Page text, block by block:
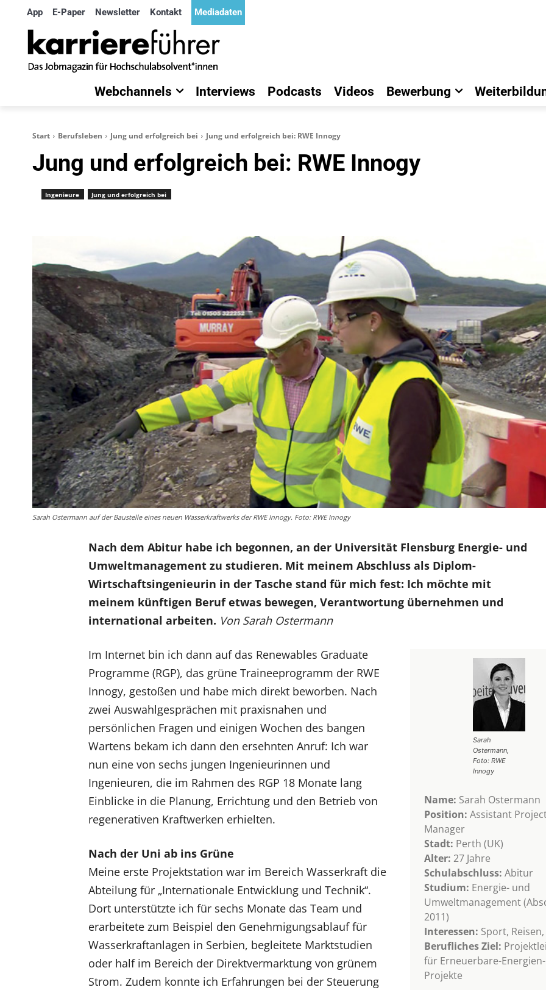
App E-Paper Newsletter Kontakt Mediadaten
Webchannels Interviews Podcasts Videos Bewerbung
Start Berufsleben Jung und erfolgreich bei Jung und erfolgreich bei: RWE Innogy
Jung und erfolgreich bei: RWE Innogy
Ingenieure Jung und erfolgreich bei
Sarah Ostermann auf der Baustelle eines neuen Wasserkraftwerks der RWE Innogy. Foto: RWE Innogy
Nach dem Abitur habe ich begonnen, an der Universität Flensburg Energie- und
Umweltmanagement zu studieren. Mit meinem Abschluss als Diplom-
Wirtschaftsingenieurin in der Tasche stand für mich fest: Ich möchte mit
meinem künftigen Beruf etwas bewegen, Verantwortung übernehmen und
international arbeiten. Von Sarah Ostermann
Sarah
Ostermann,
Foto: RWE
Innogy
Name: Sarah Ostermann
Position: Assistant
Manager
Stadt: Perth (UK)
Alter: 27 Jahre
Schulabschluss: Abitur
Studium: Energie- und
Umweltmanagement
2011)
Interessen: Sport,
Berufliches Ziel:
für Erneuerbare-Energien-
Projekte
Im Internet bin ich dann auf das Renewables Graduate
Programme (RGP), das grüne Traineeprogramm der RWE
Innogy, gestoßen und habe mich direkt beworben. Nach
zwei Auswahlgesprächen mit praxisnahen und
persönlichen Fragen und einigen Wochen des bangen
Wartens bekam ich dann den ersehnten Anruf: Ich war
nun eine von sechs jungen Ingenieurinnen und
Ingenieuren, die im Rahmen des RGP 18 Monate lang
Einblicke in die Planung, Errichtung und den Betrieb von
regenerativen Kraftwerken erhielten.
Nach der Uni ab ins Grüne
Meine erste Projektstation war im Bereich Wasserkraft die
Abteilung für „Internationale Entwicklung und Technik“.
Dort unterstützte ich für sechs Monate das Team und
erarbeitete zum Beispiel den Genehmigungsablauf für
Wasserkraftanlagen in Serbien, begleitete Marktstudien
oder half im Bereich der Direktvermarktung von grünem
Strom. Zudem konnte ich Erfahrungen bei der Steuerung